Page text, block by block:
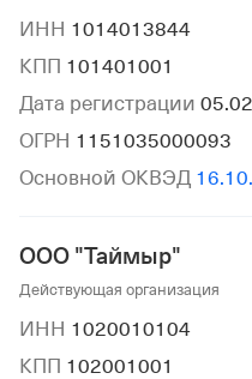
ИНН 1014013844
КПП 101401001
Дата регистрации
ОГРН 1151035000093
Основной ОКВЭД
ООО "Таймыр"
Действующая организация
ИНН 1020010104
КПП 102001001